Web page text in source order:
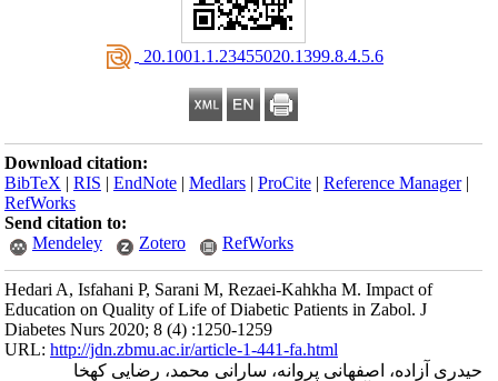
‎ 20.1001.1.23455020.1399.8.4.5.6
Download citation:
BibTeX |RIS |EndNote |Medlars |ProCite |Reference Manager
RefWorks
Send citation to:
Mendeley
Zotero RefWorks
Hedari A, Isfahani P, Sarani M, Rezaei-Kahkha M. Impact of
Education on Quality of Life of Diabetic Patients in Zabol. J
Diabetes Nurs 2020; 8 (4) :1250-1259
URL:http://jdn.zbmu.ac.ir/article-1-441-fa.html
حیدری آزاده، اصفهانی پروانه، سارانی محمد، رضایی کهخا